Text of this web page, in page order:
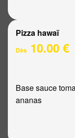
Pizza hawaï
Dès 10.00 €
Base sauce
ananas